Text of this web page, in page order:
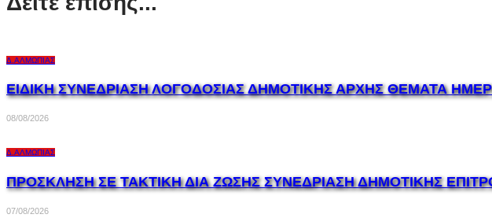
Δ.ΑΛΜΩΠΊΑΣ
ΕΙΔΙΚΗ ΣΥΝΕΔΡΙΑΣΗ ΛΟΓΟΔΟΣΙΑΣ ΔΗΜΟΤΙΚΗΣ ΑΡΧΗΣ ΘΕΜΑΤΑ
08/08/2026
Δ.ΑΛΜΩΠΊΑΣ
ΠΡΟΣΚΛΗΣΗ ΣΕ ΤΑΚΤΙΚΗ ΔΙΑ ΖΩΣΗΣ ΣΥΝΕΔΡΙΑΣΗ ΔΗΜΟΤΙΚΗΣ
07/08/2026